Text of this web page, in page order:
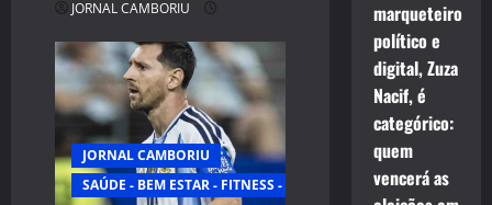
JORNAL CAMBORIU
JORNAL CAMBORIU
SAÚDE - BEM ESTAR - FITNESS - ESPORTE
marqueteiro
político e
digital, Zuza
Nacif, é
categórico:
quem
vencerá as